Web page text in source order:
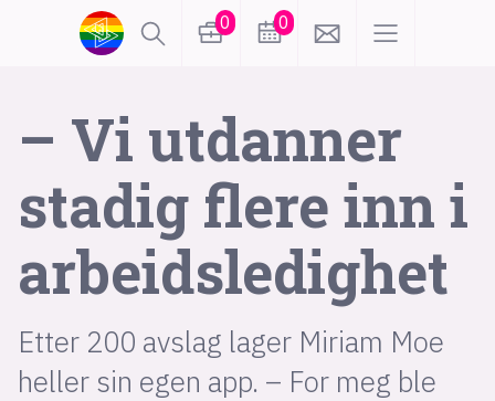
0 0
– Vi utdanner
stadig flere inn i
arbeids­ledighet
Etter 200 avslag lager Miriam Moe
heller sin egen app. – For meg ble
lønn
KI
karriere
meninger
utdanning sikkerhet
kontor
apputvikling
devops
design